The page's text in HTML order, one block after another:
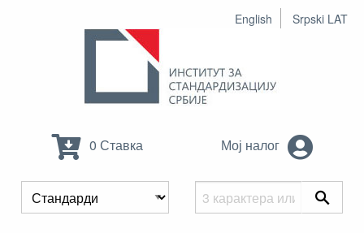
English Srpski LAT
0 Ставка Мој налог